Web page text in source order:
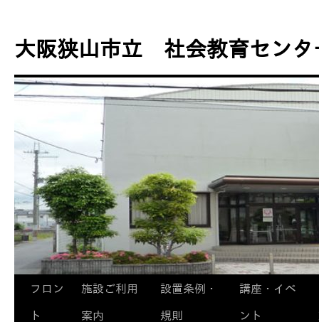
テ
ン
へ
ス
プ
大阪狭山市立 社会教育センタ
フロン
ト
施設ご利用
案内
設置条例・
規則
講座・イベ
ント